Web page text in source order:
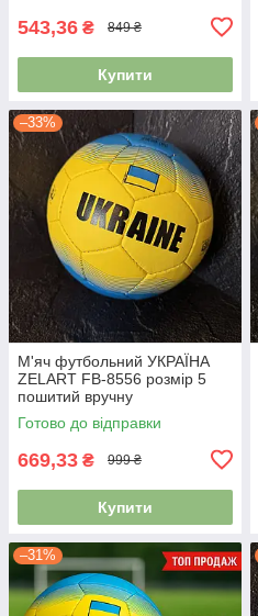
543,36 ₴ 849 ₴
Купити
–33%
М'яч футбольний УКРАЇНА
ZELART FB-8556 розмір 5
пошитий вручну
Готово до відправки
669,33 ₴ 999 ₴
Купити
–31%